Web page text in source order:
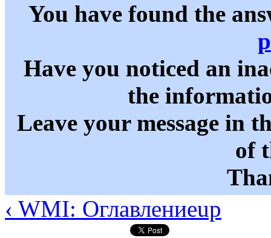
You have found the
Have you noticed an
the
Leave your message in
of
‹ WMI: Оглавлениеup